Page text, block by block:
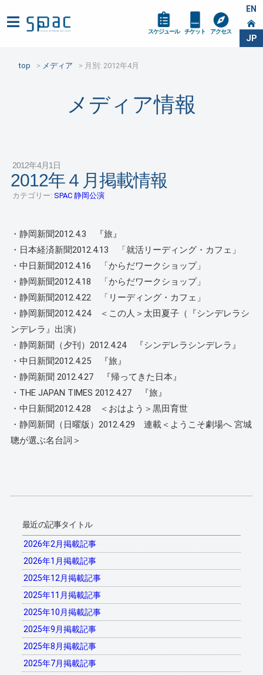
EN
JP
スケジュール チケット アクセス
top メディア 月別: 2012年4月
メディア情報
2012年4月1日
2012年４月掲載情報
カテゴリー: SPAC 静岡公演
・静岡新聞2012.4.3 『旅』
・日本経済新聞2012.4.13 「就活リーディング・カフェ」
・中日新聞2012.4.16 「からだワークショップ」
・静岡新聞2012.4.18 「からだワークショップ」
・静岡新聞2012.4.22 「リーディング・カフェ」
・静岡新聞2012.4.24 ＜この人＞太田夏子（『シンデレラシ
ンデレラ』出演）
・静岡新聞（夕刊）2012.4.24 『シンデレラシンデレラ』
・中日新聞2012.4.25 『旅』
・静岡新聞 2012.4.27 『帰ってきた日本』
・THE JAPAN TIMES 2012.4.27 『旅』
・中日新聞2012.4.28 ＜おはよう＞黒田育世
・静岡新聞（日曜版）2012.4.29 連載＜ようこそ劇場へ 宮城
聰が選ぶ名台詞＞
最近の記事タイトル
2026年2月掲載記事
2026年1月掲載記事
2025年12月掲載記事
2025年11月掲載記事
2025年10月掲載記事
2025年9月掲載記事
2025年8月掲載記事
2025年7月掲載記事